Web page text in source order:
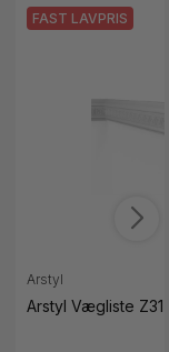
FAST LAVPRIS
Arstyl
Arstyl Vægliste Z31